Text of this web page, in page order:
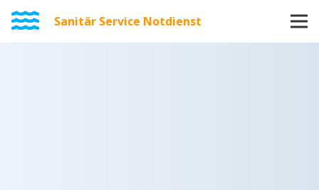
Sanitär Service Notdienst